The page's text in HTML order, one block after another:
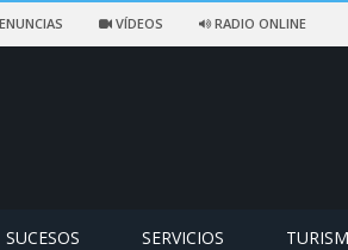
VÍDEOS RADIO ONLINE
SUCESOS SERVICIOS